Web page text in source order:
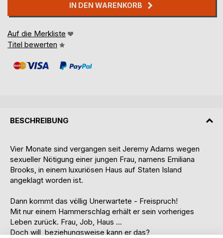
IN DEN WARENKORB
Auf die Merkliste
Titel bewerten
BESCHREIBUNG
Vier Monate sind vergangen seit Jeremy Adams wegen
sexueller Nötigung einer jungen Frau, namens Emiliana
Brooks, in einem luxuriösen Haus auf Staten Island
angeklagt worden ist.
Dann kommt das völlig Unerwartete - Freispruch!
Mit nur einem Hammerschlag erhält er sein vorheriges
Leben zurück. Frau, Job, Haus ...
Doch will, beziehungsweise kann er das?